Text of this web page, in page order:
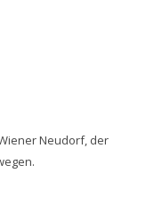
Neudorf, der